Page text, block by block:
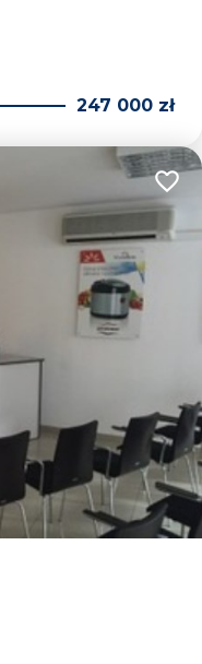
247 000 zł